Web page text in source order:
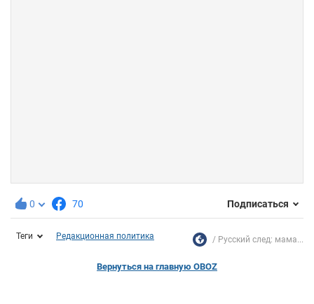
0 70 Подписаться
Теги Редакционная политика Русский след: мама...
Вернуться на главную OBOZ